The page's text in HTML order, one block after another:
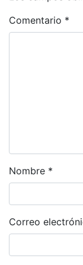
Comentario *
Nombre *
Correo